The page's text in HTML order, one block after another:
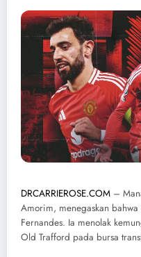
DRCARRIEROSE.COM –
Amorim, menegaskan
Fernandes. Ia menolak
Old Trafford pada bursa